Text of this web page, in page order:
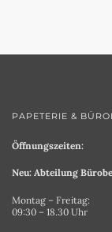
PAPETERIE &
Öffnungszeiten:
Neu: Abteilung
Montag – Freitag:
09:30 – 18.30 Uhr